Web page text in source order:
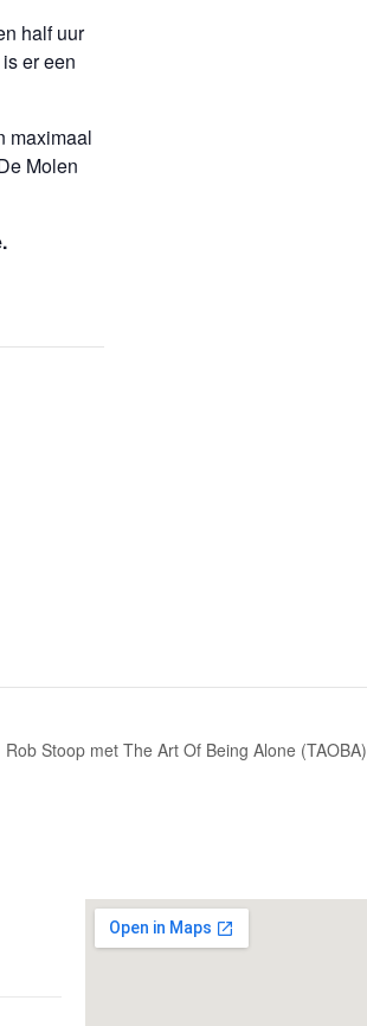
half uur
er een
maximaal
Molen
Rob Stoop met The Art Of Being Alone (TAOBA)